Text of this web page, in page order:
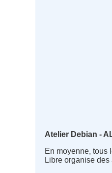
Atelier Debian -
En moyenne, tous
Libre organise